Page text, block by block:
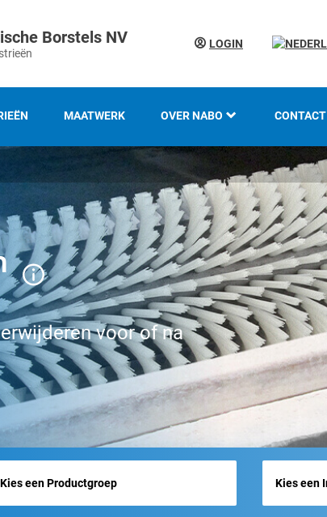
Borstels NV LOGIN
MAATWERK OVER NABO
KOTI GROEP
GESCHIEDENIS
KENNIS EN EXPERTISE
INNOVATIE EN
DUURZAAMHEID
WERKEN BIJ KOTI-NABO
BEURSOVERZICHT
CONTACT
LOCATIES
voor of na